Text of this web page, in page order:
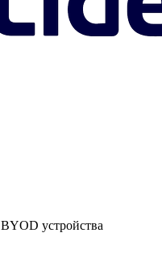
BYOD устройства